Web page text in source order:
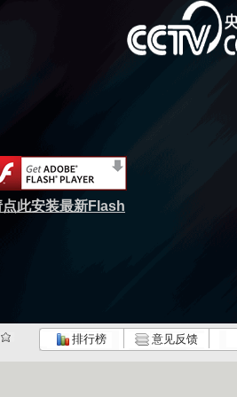
点此安装最新Flash
排行榜 意见反馈